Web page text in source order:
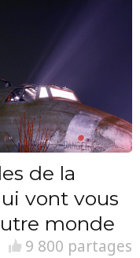
de la
vont vous
monde
9 800 partages